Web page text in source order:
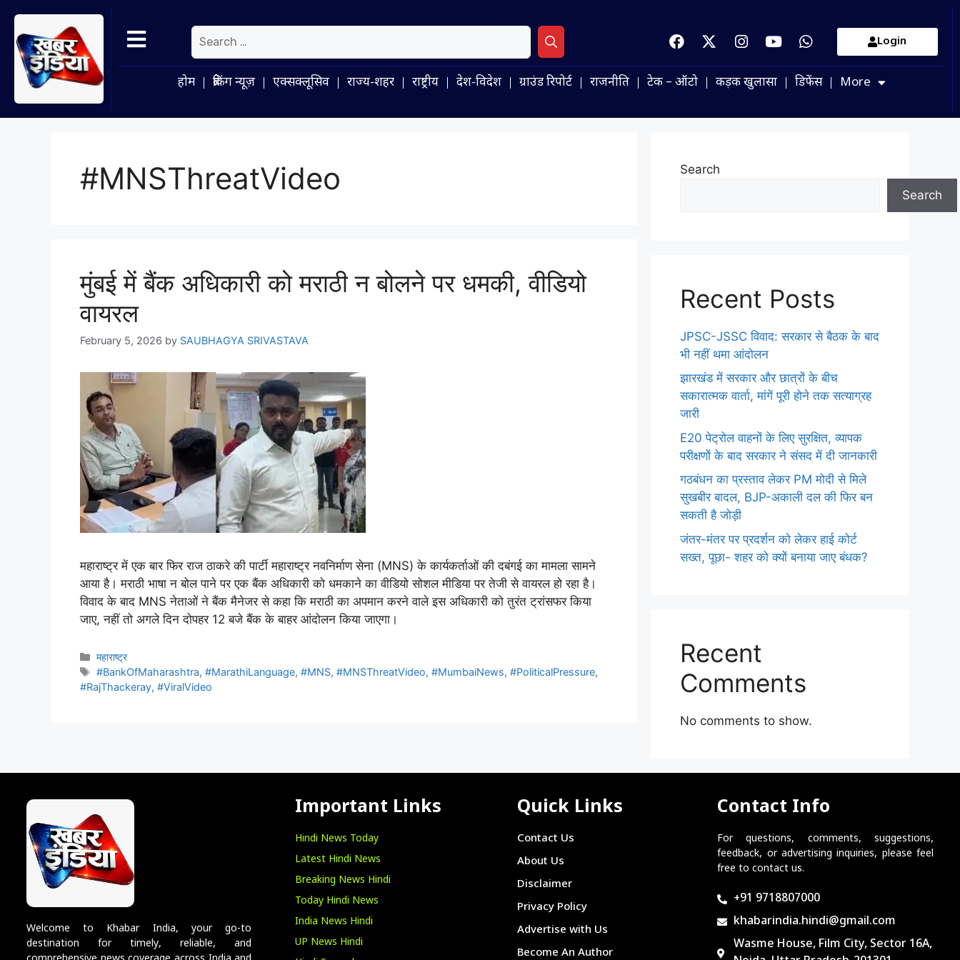
Login
होम ब्रेकिंग न्यूज़ एक्सक्लूसिव राज्य-शहर राष्ट्रीय देश-विदेश ग्राउंड रिपोर्ट राजनीति टेक – ऑटो कड़क खुलासा डिफेंस More
#MNSThreatVideo
मुंबई में बैंक अधिकारी को मराठी न बोलने पर धमकी, वीडियो
वायरल
February 5, 2026 by SAUBHAGYA SRIVASTAVA
महाराष्ट्र में एक बार फिर राज ठाकरे की पार्टी महाराष्ट्र नवनिर्माण सेना (MNS) के कार्यकर्ताओं की दबंगई का मामला सामने
आया है। मराठी भाषा न बोल पाने पर एक बैंक अधिकारी को धमकाने का वीडियो सोशल मीडिया पर तेजी से वायरल हो रहा है।
विवाद के बाद MNS नेताओं ने बैंक मैनेजर से कहा कि मराठी का अपमान करने वाले इस अधिकारी को तुरंत ट्रांसफर किया
जाए, नहीं तो अगले दिन दोपहर 12 बजे बैंक के बाहर आंदोलन किया जाएगा।
महाराष्ट्र
#BankOfMaharashtra,#MarathiLanguage,#MNS,#MNSThreatVideo,#MumbaiNews,#PoliticalPressure,
#RajThackeray, #ViralVideo
Search
Search
Recent Posts
JPSC-JSSC विवाद: सरकार से बैठक के बाद
भी नहीं थमा आंदोलन
झारखंड में सरकार और छात्रों के बीच
सकारात्मक वार्ता, मांगें पूरी होने तक सत्याग्रह
जारी
E20 पेट्रोल वाहनों के लिए सुरक्षित, व्यापक
परीक्षणों के बाद सरकार ने संसद में दी जानकारी
गठबंधन का प्रस्ताव लेकर PM मोदी से मिले
सुखबीर बादल, BJP-अकाली दल की फिर बन
सकती है जोड़ी
जंतर-मंतर पर प्रदर्शन को लेकर हाई कोर्ट
सख्त, पूछा- शहर को क्यों बनाया जाए बंधक?
Recent
Comments
No comments to show.
Welcome to Khabar India, your go-to
destination for timely, reliable, and
Important Links
Hindi News Today
Latest Hindi News
Breaking News Hindi
Today Hindi News
India News Hindi
UP News Hindi
Quick Links
Contact Us
About Us
Disclaimer
Privacy Policy
Advertise with Us
Become An Author
Contact Info
For questions, comments, suggestions,
feedback, or advertising inquiries, please feel
free to contact us.
+91 9718807000
khabarindia.hindi@gmail.com
Wasme House, Film City, Sector 16A,